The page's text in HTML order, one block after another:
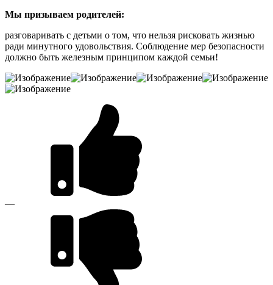
Мы призываем родителей:
разговаривать с детьми о том, что нельзя рисковать жизнью
ради минутного удовольствия. Соблюдение мер безопасности
должно быть железным принципом каждой семьи!
—